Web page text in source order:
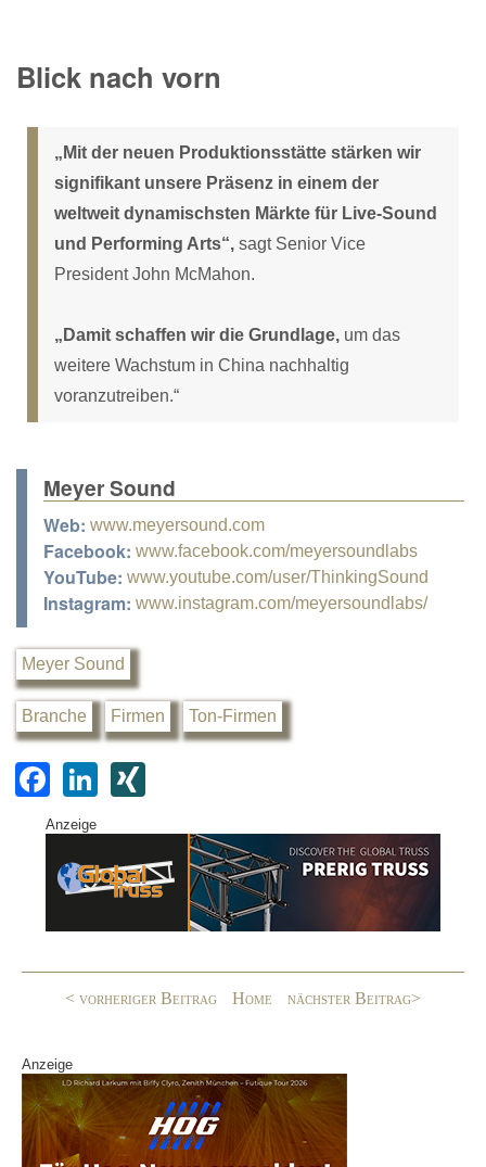
Blick nach vorn
„Mit der neuen Produktionsstätte stärken wir
signifikant unsere Präsenz in einem der
weltweit dynamischsten Märkte für Live-Sound
und Performing Arts“, sagt Senior Vice
President John McMahon.
„Damit schaffen wir die Grundlage, um das
weitere Wachstum in China nachhaltig
voranzutreiben.“
Meyer Sound
Web: www.meyersound.com
Facebook: www.facebook.com/meyersoundlabs
YouTube: www.youtube.com/user/ThinkingSound
Instagram: www.instagram.com/meyersoundlabs/
Meyer Sound
Branche Firmen Ton-Firmen
F
a
c
e
o
Li
k
e
G
Anzeige
< vorheriger Beitrag Home nächster Beitrag>
Anzeige